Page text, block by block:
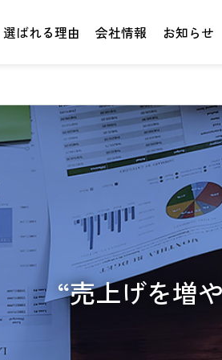
選ばれる理由 会社情報 お知らせ
“売上げを増